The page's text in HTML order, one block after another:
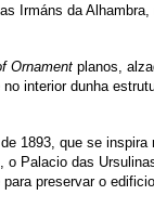
Irmáns da
Ornament planos,
interior dunha
1893, que se
Palacio das
preservar o